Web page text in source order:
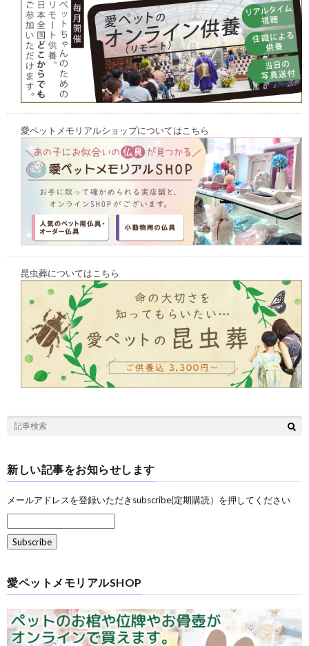
愛ペットメモリアルショップについてはこちら
昆虫葬についてはこちら
新しい記事をお知らせします
メールアドレスを登録いただきsubscribe(定期購読）を押してください
愛ペットメモリアルSHOP